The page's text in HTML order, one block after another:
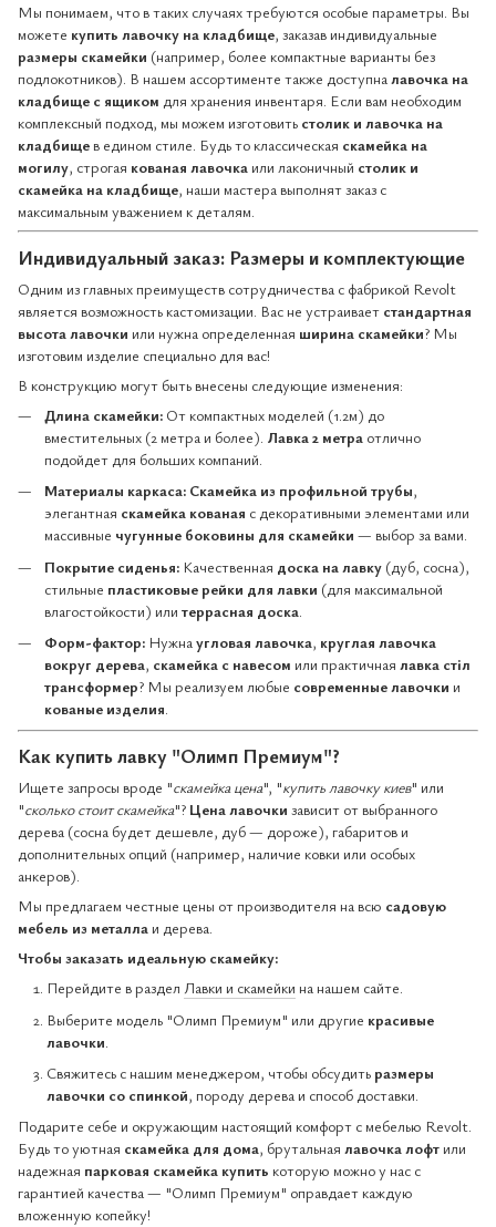
Мы понимаем, что в таких случаях требуются особые параметры. Вы
можете купить лавочку на кладбище, заказав индивидуальные
размеры скамейки (например, более компактные варианты без
подлокотников). В нашем ассортименте также доступналавочка на
кладбище с ящиком для хранения инвентаря. Если вам необходим
комплексный подход, мы можем изготовить столик и лавочка на
кладбище в едином стиле. Будь то классическая скамейка на
могилу, строгая кованая лавочка или лаконичный столик и
скамейка на кладбище, наши мастера выполнят заказ с
максимальным уважением к деталям.
Индивидуальный заказ: Размеры и комплектующие
Одним из главных преимуществ сотрудничества с фабрикой Revolt
является возможность кастомизации. Вас не устраивает стандартная
высота лавочки или нужна определенная ширина скамейки? Мы
изготовим изделие специально для вас!
В конструкцию могут быть внесены следующие изменения:
Длина скамейки: От компактных моделей (1.2м) до
вместительных (2 метра и более). Лавка 2 метра отлично
подойдет для больших компаний.
Материалы каркаса: Скамейка из профильной трубы,
элегантная скамейка кованая с декоративными элементами или
массивные чугунные боковины для скамейки — выбор за вами.
Покрытие сиденья: Качественная доска на лавку (дуб, сосна),
стильные пластиковые рейки для лавки (для максимальной
влагостойкости) или террасная доска
Форм-фактор: Нужнаугловая лавочка, круглая лавочка
вокруг дерева, скамейка с навесом или практичная лавка стіл
трансформер? Мы реализуем любые современные лавочки и
кованые изделия.
Как купить лавку "Олимп Премиум"?
Ищете запросы вроде "скамейка цена", "купить лавочку киев" или
"сколько стоит скамейка"? Цена лавочки зависит от выбранного
дерева (сосна будет дешевле, дуб — дороже), габаритов и
дополнительных опций (например, наличие ковки или особых
анкеров).
Мы предлагаем честные цены от производителя на всю садовую
мебель из металла и дерева.
Чтобы заказать идеальную скамейку:
Перейдите в раздел Лавки и скамейки на нашем сайте.
Выберите модель "Олимп Премиум" или другие красивые
лавочки
Свяжитесь с нашим менеджером, чтобы обсудить размеры
лавочки со спинкой, породу дерева и способ доставки.
Подарите себе и окружающим настоящий комфорт с мебелью Revolt.
Будь то уютная скамейка для дома, брутальная лавочка лофт или
надежная парковая скамейка купить которую можно у нас с
гарантией качества — "Олимп Премиум" оправдает каждую
вложенную копейку!